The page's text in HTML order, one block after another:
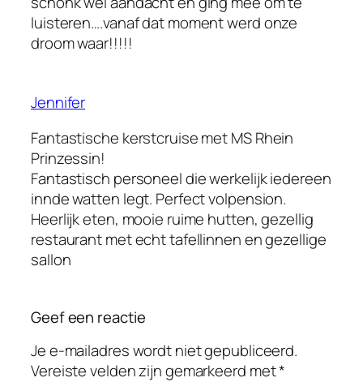
luisteren….vanaf dat moment werd onze
droom waar!!!!!
Jennifer
Fantastische kerstcruise met MS Rhein
Prinzessin!
Fantastisch personeel die werkelijk iedereen
innde watten legt. Perfect volpension.
Heerlijk eten, mooie ruime hutten, gezellig
restaurant met echt tafellinnen en gezellige
sallon
Geef een reactie
Je e-mailadres wordt niet gepubliceerd.
Vereiste velden zijn gemarkeerd met*